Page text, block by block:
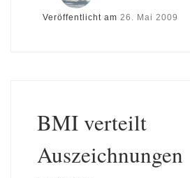
Veröffentlicht am 26. Mai 2009
BMI verteilt
Auszeichnungen